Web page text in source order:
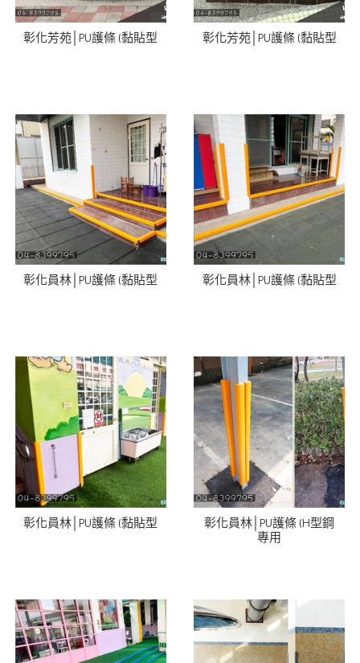
彰化芳苑│PU護條 (黏貼型 彰化芳苑│PU護條 (黏貼型
彰化員林│PU護條 (黏貼型 彰化員林│PU護條 (黏貼型
彰化員林│PU護條 (黏貼型
彰化員林│PU護條 (H型鋼
專用